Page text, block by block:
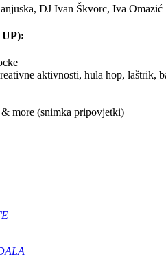
DJ Ivan Škvorc, Iva Omazić
UP):
aktivnosti, hula hop, laštrik,
more (snimka pripovjetki)